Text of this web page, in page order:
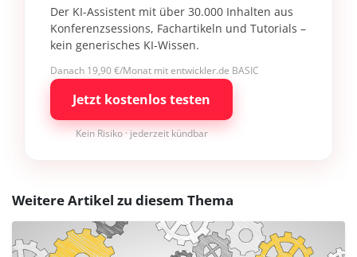
Der KI-Assistent mit über 30.000 Inhalten aus
Konferenzsessions, Fachartikeln und Tutorials –
kein generisches KI-Wissen.
Danach 19,90 €/Monat mit entwickler.de BASIC
Jetzt kostenlos testen
Kein Risiko · jederzeit kündbar
Weitere Artikel zu diesem Thema